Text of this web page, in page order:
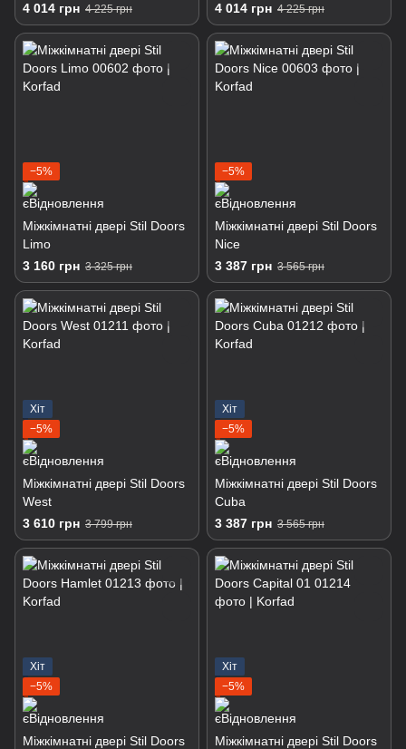
4 014 грн 4 225 грн
4 014 грн 4 225 грн
−5%
Міжкімнатні двері Stil Doors
Limo
3 160 грн 3 325 грн
−5%
Міжкімнатні двері Stil Doors
Nice
3 387 грн 3 565 грн
Хіт
−5%
Міжкімнатні двері Stil Doors
West
3 610 грн 3 799 грн
Хіт
−5%
Міжкімнатні двері Stil Doors
Cuba
3 387 грн 3 565 грн
Хіт
−5%
Міжкімнатні двері Stil Doors
Хіт
−5%
Міжкімнатні двері Stil Doors